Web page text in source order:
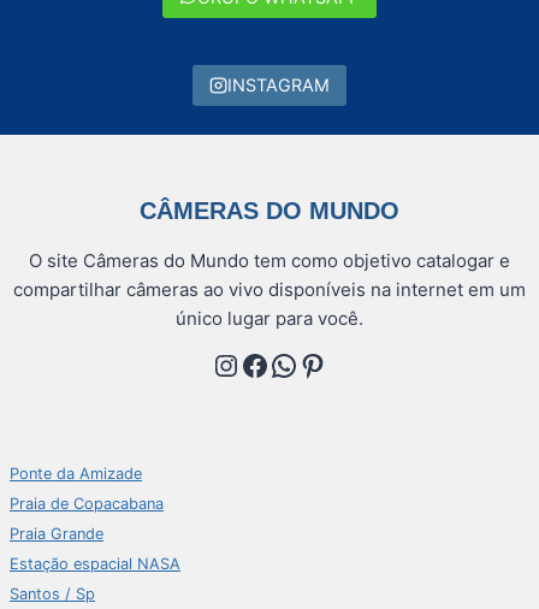
INSTAGRAM
CÂMERAS DO MUNDO
O site Câmeras do Mundo tem como objetivo catalogar e
compartilhar câmeras ao vivo disponíveis na internet em um
único lugar para você.
Instagram
Facebook
WhatsApp
Pinterest
Ponte da Amizade
Praia de Copacabana
Praia Grande
Estação espacial NASA
Santos / Sp